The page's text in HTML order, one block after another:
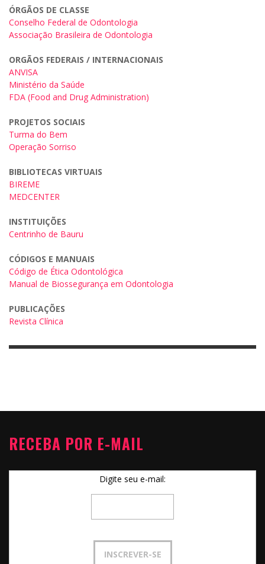
ÓRGÃOS DE CLASSE
Conselho Federal de Odontologia
Associação Brasileira de Odontologia
ORGÃOS FEDERAIS / INTERNACIONAIS
ANVISA
Ministério da Saúde
FDA (Food and Drug Administration)
PROJETOS SOCIAIS
Turma do Bem
Operação Sorriso
BIBLIOTECAS VIRTUAIS
BIREME
MEDCENTER
INSTITUIÇÕES
Centrinho de Bauru
CÓDIGOS E MANUAIS
Código de Ética Odontológica
Manual de Biossegurança em Odontologia
PUBLICAÇÕES
Revista Clínica
RECEBA POR E-MAIL
Digite seu e-mail: